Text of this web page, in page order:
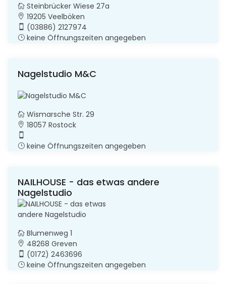
Steinbrücker Wiese 27a
19205 Veelböken
(03886) 2127974
keine Öffnungszeiten angegeben
Nagelstudio M&C
Wismarsche Str. 29
18057 Rostock
keine Öffnungszeiten angegeben
NAILHOUSE - das etwas andere
Nagelstudio
Blumenweg 1
48268 Greven
(0172) 2463696
keine Öffnungszeiten angegeben